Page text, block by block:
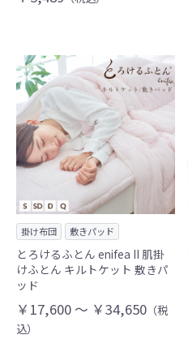
掛け布団 敷きパッド
とろけるふとん enifea II 肌掛
けふとん キルトケット 敷きパ
ッド
￥17,600 ～ ￥34,650 （税
込）